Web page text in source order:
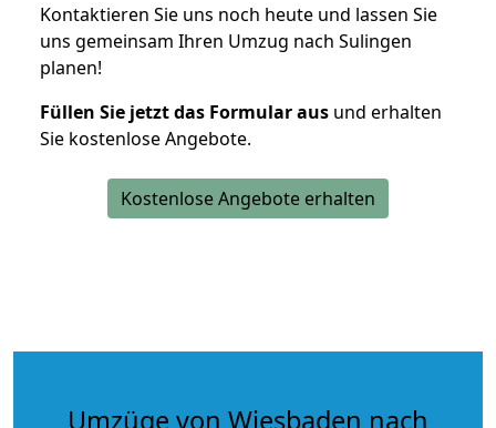
Kontaktieren Sie uns noch heute und lassen Sie
uns gemeinsam Ihren Umzug nach Sulingen
planen!
Füllen Sie jetzt das Formular aus und erhalten
Sie kostenlose Angebote.
Kostenlose Angebote erhalten
Umzüge von Wiesbaden nach